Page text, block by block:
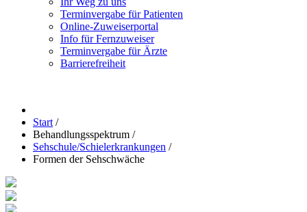
Terminvergabe für Patienten
Online-Zuweiserportal
Info für Fernzuweiser
Terminvergabe für Ärzte
Barrierefreiheit
Start /
Behandlungsspektrum /
Sehschule/Schielerkrankungen /
Formen der Sehschwäche